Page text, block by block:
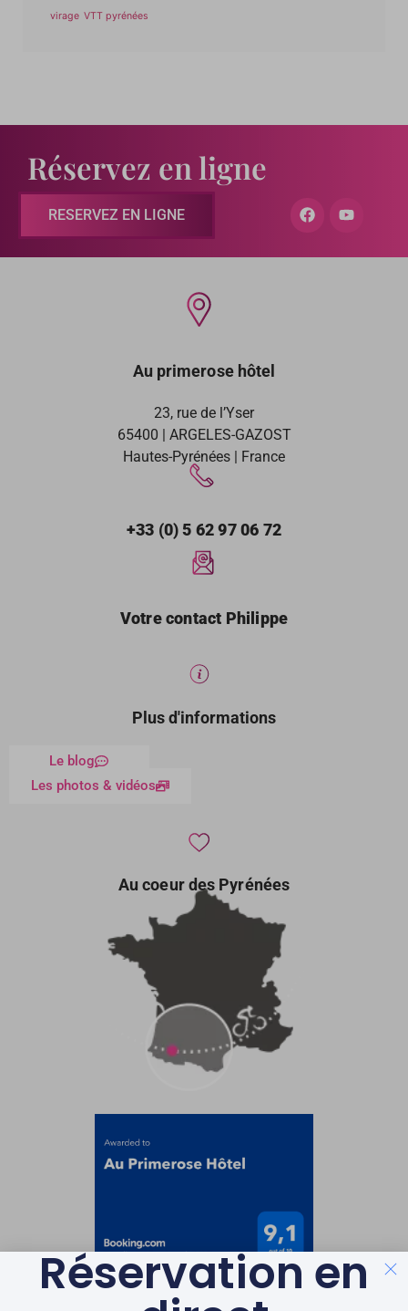
virage VTT pyrénées
Réservez en ligne
RESERVEZ EN LIGNE
Au primerose hôtel
23, rue de l’Yser
65400 | ARGELES-GAZOST
Hautes-Pyrénées | France
+33 (0) 5 62 97 06 72
Votre contact Philippe
Plus d'informations
Le blog
Les photos & vidéos
Au coeur des Pyrénées
Réservation en